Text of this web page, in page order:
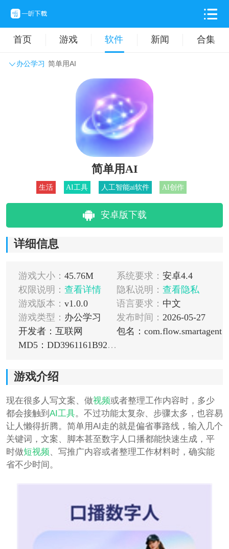
首页 游戏 软件 新闻 合集
办公学习 简单用AI
主题壁纸 旅游出行
拍摄美化 时尚购物
简单用AI
生活 AI工具 人工智能ai软件 AI创作
安卓版下载
详细信息
游戏大小： 45.76M 系统要求： 安卓4.4
权限说明： 查看详情 隐私说明： 查看隐私
游戏版本： v1.0.0 语言要求： 中文
游戏类型： 办公学习 发布时间： 2026-05-27
开发者：互联网
包名：com.flow.smartagent
MD5：DD3961161B921B19BE92358D46A2A1ED
游戏介绍
现在很多人写文案、做视频或者整理工作内容时，多少
都会接触到 AI工具。不过功能太复杂、步骤太多，也容易
让人懒得折腾。简单用AI走的就是偏省事路线，输入几个
关键词，文案、脚本甚至数字人口播都能快速生成，平
时做短视频、写推广内容或者整理工作材料时，确实能
省不少时间。